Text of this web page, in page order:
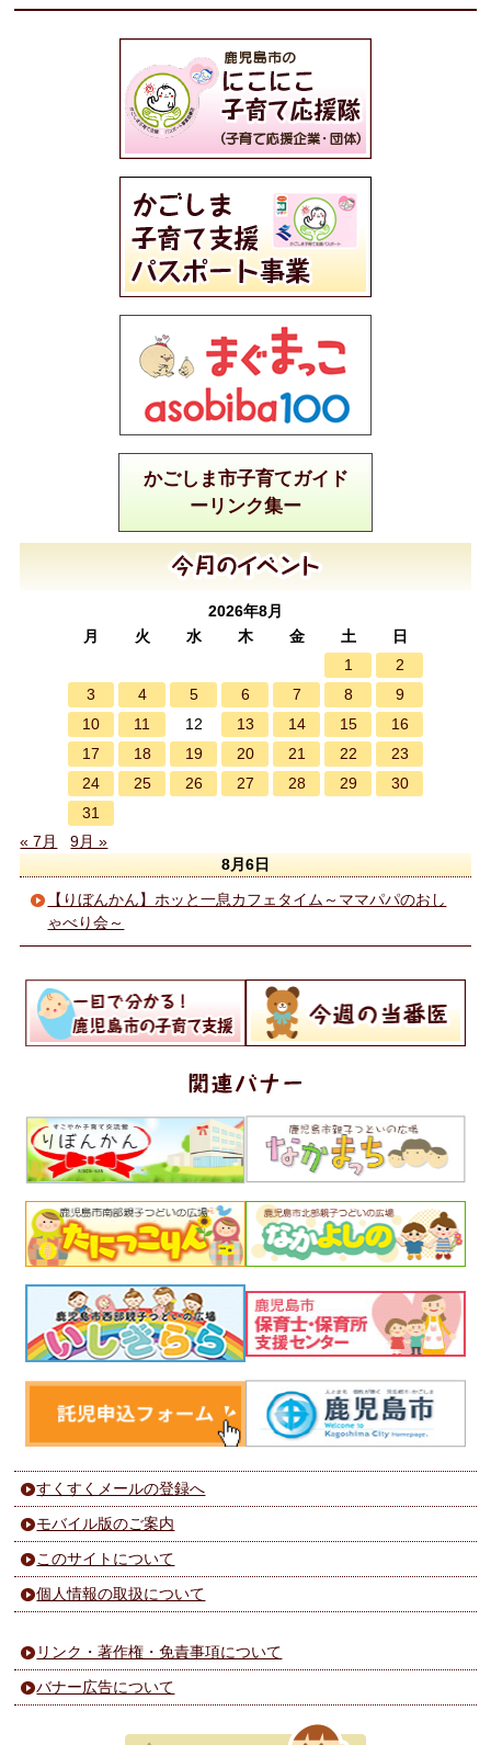
かごしま市子育てガイド
ーリンク集ー
2026年8月
月
火 水 木 金 土
日
1
2
3
4 5 6 7 8
9
10
11 12 13 14 15
16
17
18 19 20 21 22
23
24
25 26 27 28 29
30
31
« 7月
9月 »
8月6日
【りぼんかん】ホッと一息カフェタイム～ママパパのおし
ゃべり会～
すくすくメールの登録へ
モバイル版のご案内
このサイトについて
個人情報の取扱について
リンク・著作権・免責事項について
バナー広告について